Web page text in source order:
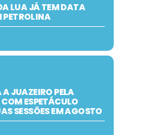
LUA JÁ TEM DATA
JUAZEIRO PELA
ESPETÁCULO
SESSÕES EM AGOSTO